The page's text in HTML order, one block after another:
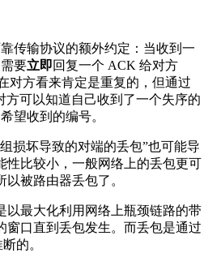
传输协议的额外约定：当收到一
要立即回复一个 ACK 给对方
对方看来肯定是重复的，但通过
方可以知道自己收到了一个失序的
望收到的编号。
损坏导致的对端的丢包”也可能导
性比较小，一般网络上的丢包更可
被路由器丢包了。
以最大化利用网络上瓶颈链路的带
窗口直到丢包发生。而丢包是通过
的。